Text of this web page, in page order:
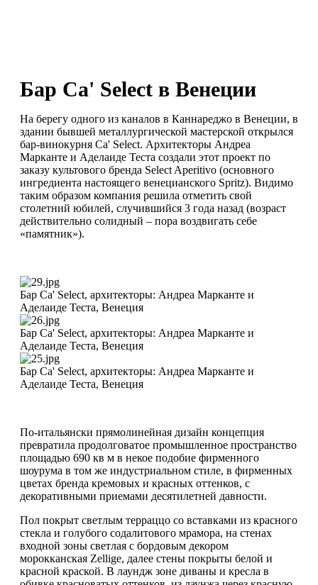
Бар Ca' Select в Венеции
На берегу одного из каналов в Каннареджо в Венеции, в
здании бывшей металлургической мастерской открылся
бар-винокурня Ca' Select. Архитекторы Андреа
Марканте и Аделаиде Теста создали этот проект по
заказу культового бренда Select Aperitivo (основного
ингредиента настоящего венецианского Spritz). Видимо
таким образом компания решила отметить свой
столетний юбилей, случившийся 3 года назад (возраст
действительно солидный – пора воздвигать себе
«памятник»).
Бар Ca' Select, архитекторы: Андреа Марканте и
Аделаиде Теста, Венеция
Бар Ca' Select, архитекторы: Андреа Марканте и
Аделаиде Теста, Венеция
Бар Ca' Select, архитекторы: Андреа Марканте и
Аделаиде Теста, Венеция
По-итальянски прямолинейная дизайн концепция
превратила продолговатое промышленное пространство
площадью 690 кв м в некое подобие фирменного
шоурума в том же индустриальном стиле, в фирменных
цветах бренда кремовых и красных оттенков, с
декоративными приемами десятилетней давности.
Пол покрыт светлым терраццо со вставками из красного
стекла и голубого содалитового мрамора, на стенах
входной зоны светлая с бордовым декором
морокканская Zellige, далее стены покрыты белой и
красной краской. В лаундж зоне диваны и кресла в